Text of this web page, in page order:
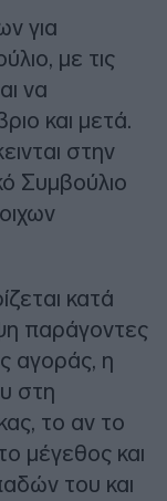
για
με τις
να
και μετά.
στην
Συμβούλιο
κατά
παράγοντες
αγοράς, η
στη
το αν το
μέγεθος και
του και